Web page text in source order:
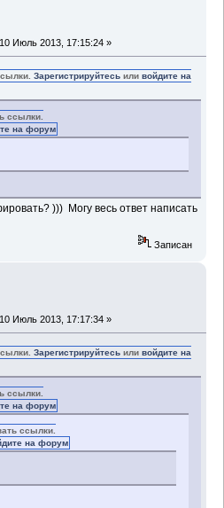
10 Июль 2013, 17:15:24 »
Зарегистрируйтесь иливойдите на
ссылки.
на форум
))) Могу весь ответ написать
Записан
10 Июль 2013, 17:17:34 »
Зарегистрируйтесь иливойдите на
ссылки.
на форум
ссылки.
на форум